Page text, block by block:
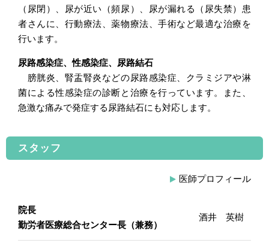
（尿閉）、尿が近い（頻尿）、尿が漏れる（尿失禁）患
者さんに、行動療法、薬物療法、手術など最適な治療を
行います。
尿路感染症、性感染症、尿路結石
膀胱炎、腎盂腎炎などの尿路感染症、クラミジアや淋
菌による性感染症の診断と治療を行っています。また、
急激な痛みで発症する尿路結石にも対応します。
スタッフ
医師プロフィール
院長
勤労者医療総合センター長（兼務）
酒井 英樹